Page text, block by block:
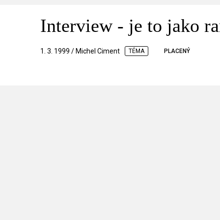
Interview - je to jako
1. 3. 1999 / Michel Ciment TÉMA PLACENÝ